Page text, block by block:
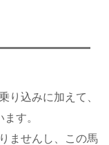
り込みに加えて、
す。
ませんし、この馬